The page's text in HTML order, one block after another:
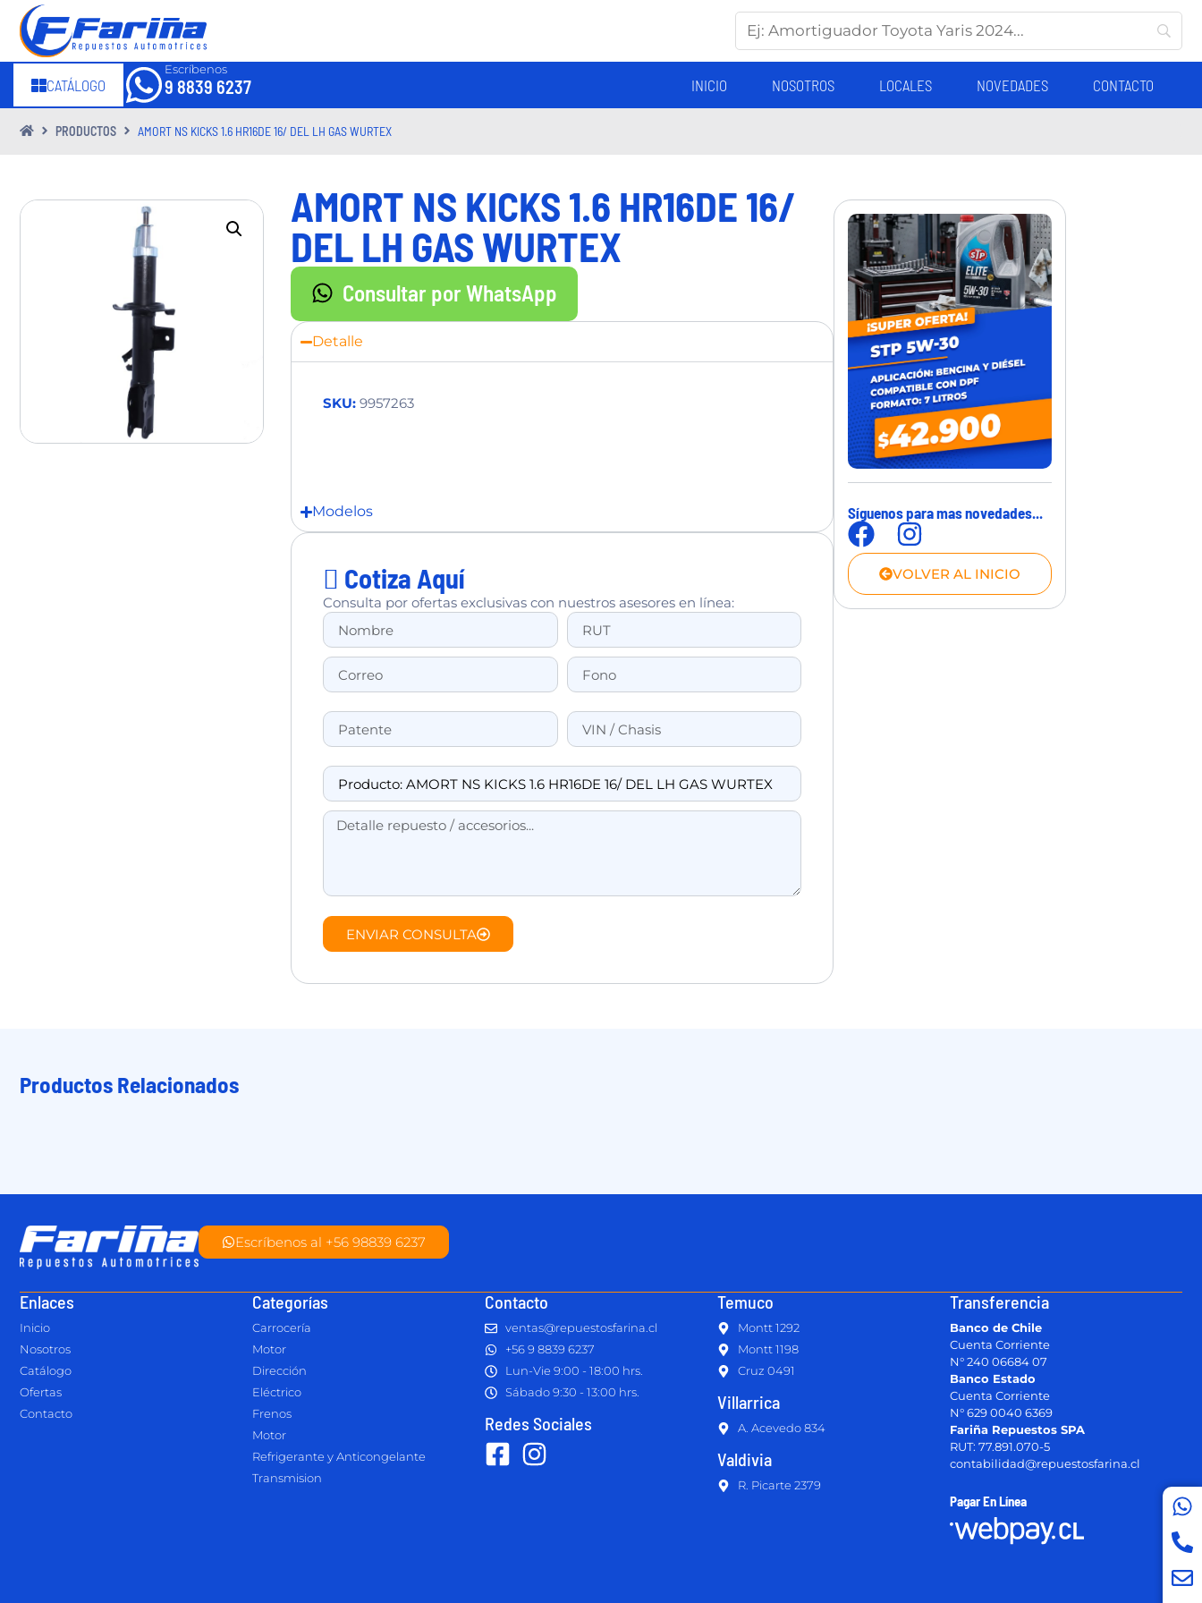
CATÁLOGO
Escríbenos
9 8839 6237 INICIO NOSOTROS LOCALES NOVEDADES CONTACTO
PRODUCTOS AMORT NS KICKS 1.6 HR16DE 16/ DEL LH GAS WURTEX
AMORT NS KICKS 1.6 HR16DE 16/
DEL LH GAS WURTEX
Consultar por WhatsApp
Detalle
SKU: 9957263
Modelos
Cotiza Aquí
Consulta por ofertas exclusivas con nuestros asesores en línea:
ENVIAR CONSULTA
Síguenos para mas novedades...
VOLVER AL INICIO
Productos Relacionados
Escríbenos al +56 98839 6237
Enlaces
Inicio
Nosotros
Catálogo
Ofertas
Contacto
Categorías
Carrocería
Motor
Dirección
Eléctrico
Frenos
Motor
Refrigerante y Anticongelante
Transmision
Contacto
ventas@repuestosfarina.cl
+56 9 8839 6237
Lun-Vie 9:00 - 18:00 hrs.
Sábado 9:30 - 13:00 hrs.
Redes Sociales
Temuco
Montt 1292
Montt 1198
Cruz 0491
Villarrica
A. Acevedo 834
Valdivia
R. Picarte 2379
Transferencia
Banco de Chile
Cuenta Corriente
N° 240 06684 07
Banco Estado
Cuenta Corriente
N° 629 0040 6369
Fariña Repuestos SPA
RUT: 77.891.070-5
contabilidad@repuestosfarina.cl
Pagar En Línea